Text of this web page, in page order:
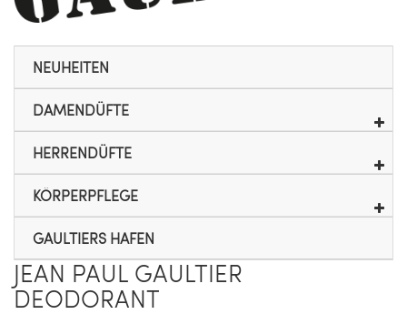
NEUHEITEN
DAMENDÜFTE
HERRENDÜFTE
KÖRPERPFLEGE
GAULTIERS HAFEN
JEAN PAUL GAULTIER
DEODORANT